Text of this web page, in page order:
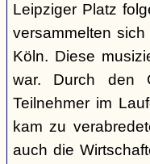
Leipziger Platz
versammelten
Köln. Diese
war. Durch den
Teilnehmer im
kam zu
auch die